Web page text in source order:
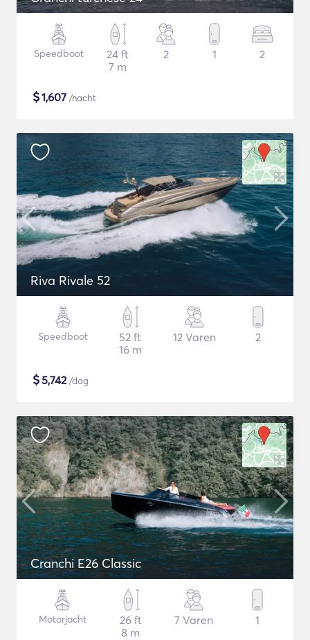
Speedboot
24 ft
7 m
2 1 2
$1,607 /nacht
Riva Rivale 52
Speedboot
52 ft
16 m
12 Varen 2
$5,742/dag
Cranchi E26 Classic
Motorjacht
26 ft
8 m
7 Varen 1